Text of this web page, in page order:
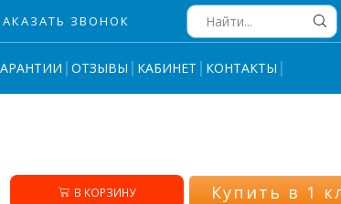
ЗВОНОК
input
ОТЗЫВЫ КАБИНЕТ КОНТАКТЫ
В КОРЗИНУ Купить в 1